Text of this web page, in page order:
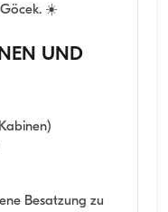
☀️
UND
Besatzung zu